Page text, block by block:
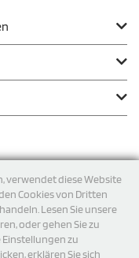
verwendet diese Website
Cookies von Dritten
Lesen Sie unsere
oder gehen Sie zu
Einstellungen zu
erklären Sie sich